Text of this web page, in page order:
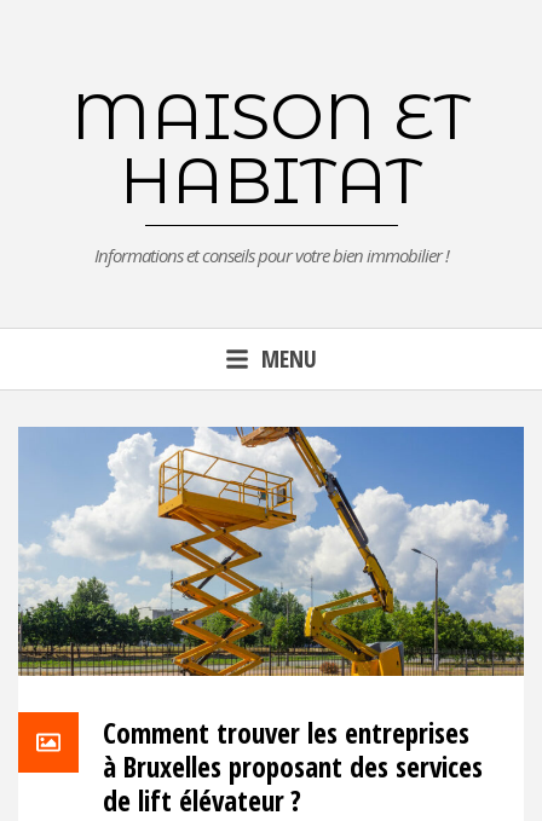
MAISON ET
HABITAT
Informations et conseils pour votre bien immobilier !
MENU
Comment trouver les entreprises
à Bruxelles proposant des services
de lift élévateur ?